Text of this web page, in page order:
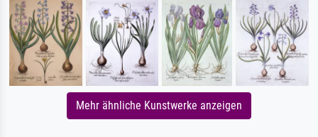
Mehr ähnliche Kunstwerke anzeigen